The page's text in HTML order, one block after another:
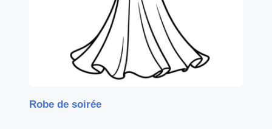
Robe de soirée